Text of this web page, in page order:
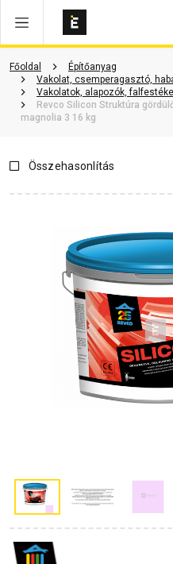
Főoldal
Építőanyag
Vakolat, csemperagasztó,
Vakolatok, alapozók,
Revco Silicon Struktúra
magnolia 3 16 kg
Vásárlói vélemények
Összehasonlítás